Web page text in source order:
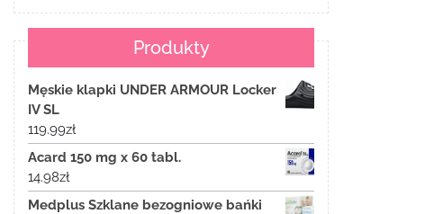
Produkty
Męskie klapki UNDER ARMOUR Locker
IV SL
119.99zł
Acard 150 mg x 60 tabl.
14.98zł
Medplus Szklane bezogniowe bańki